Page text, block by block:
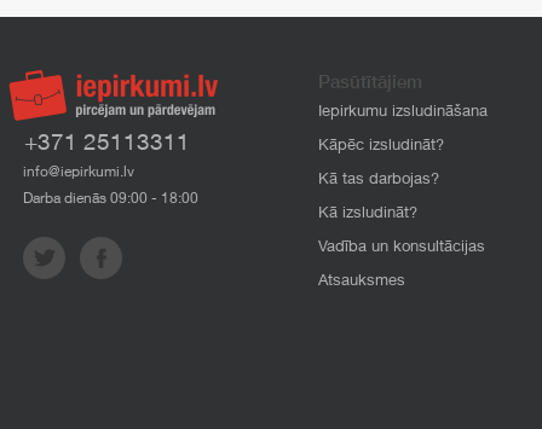
+371 25113311
info@iepirkumi.lv
Darba dienās 09:00 - 18:00
Pasūtītājiem
Iepirkumu izsludināšana
Kāpēc izsludināt?
Kā tas darbojas?
Kā izsludināt?
Vadība un konsultācijas
Atsauksmes